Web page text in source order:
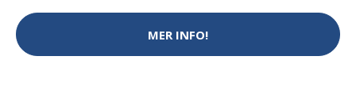
MER INFO!